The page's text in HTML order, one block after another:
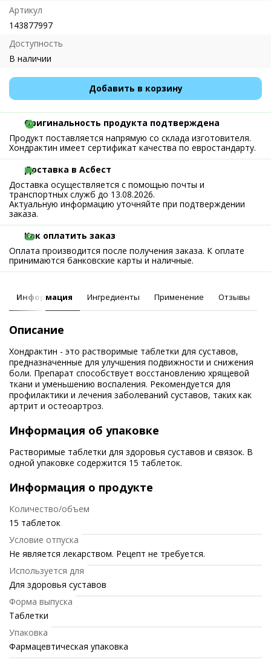
Артикул
143877997
Доступность
В наличии
Добавить в корзину
Оригинальность продукта подтверждена
Продукт поставляется напрямую со склада изготовителя.
Хондрактин имеет сертификат качества по евростандарту.
Доставка в Асбест
Доставка осуществляется с помощью почты и
транспортных служб до 13.08.2026.
Актуальную информацию уточняйте при подтверждении
заказа.
Как оплатить заказ
Оплата производится после получения заказа. К оплате
принимаются банковские карты и наличные.
Информация Ингредиенты Применение Отзывы
Описание
Хондрактин - это растворимые таблетки для суставов,
предназначенные для улучшения подвижности и снижения
боли. Препарат способствует восстановлению хрящевой
ткани и уменьшению воспаления. Рекомендуется для
профилактики и лечения заболеваний суставов, таких как
артрит и остеоартроз.
Информация об упаковке
Растворимые таблетки для здоровья суставов и связок. В
одной упаковке содержится 15 таблеток.
Информация о продукте
Количество/объем
15 таблеток
Условие отпуска
Не является лекарством. Рецепт не требуется.
Используется для
Для здоровья суставов
Форма выпуска
Таблетки
Упаковка
Фармацевтическая упаковка